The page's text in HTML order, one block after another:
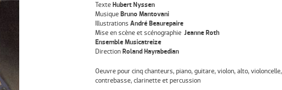
TexteHubert Nyssen
MusiqueBruno Mantovani
Illustrations André Beaurepaire
Mise en scène et scénographie Jeanne Roth
Ensemble Musicatreize
DirectionRoland Hayrabedian
Oeuvre pour cinq chanteurs, piano, guitare, violon, alto, violoncelle,
contrebasse, clarinette et percussion